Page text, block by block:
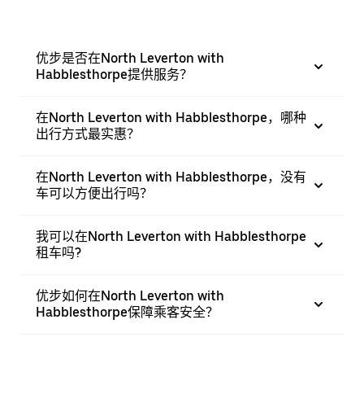
优步是否在North Leverton with
Habblesthorpe提供服务？
在North Leverton with Habblesthorpe，哪种
出行方式最实惠？
在North Leverton with Habblesthorpe，没有
车可以方便出行吗？
我可以在North Leverton with Habblesthorpe
租车吗?
优步如何在North Leverton with
Habblesthorpe保障乘客安全？